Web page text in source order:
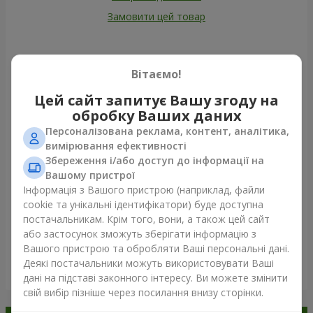
Замовити цей товар
Наші клієнти
Переглянути все
Вітаємо!
Цей сайт запитує Вашу згоду на
обробку Ваших даних
Персоналізована реклама, контент, аналітика,
вимірювання ефективності
Збереження і/або доступ до інформації на
Вашому пристрої
Інформація з Вашого пристрою (наприклад, файли
cookie та унікальні ідентифікатори) буде доступна
постачальникам. Крім того, вони, а також цей сайт
або застосунок зможуть зберігати інформацію з
Вашого пристрою та обробляти Ваші персональні дані.
Деякі постачальники можуть використовувати Ваші
дані на підставі законного інтересу. Ви можете змінити
свій вибір пізніше через посилання внизу сторінки.